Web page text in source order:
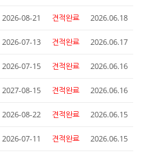
2026-08-21 견적완료 2026.06.18
2026-07-13 견적완료 2026.06.17
2026-07-15 견적완료 2026.06.16
2027-08-15 견적완료 2026.06.16
2026-08-22 견적완료 2026.06.15
2026-07-11 견적완료 2026.06.15